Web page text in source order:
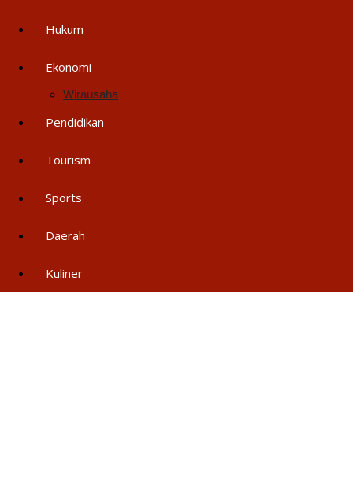
Hukum
Ekonomi
Wirausaha
Pendidikan
Tourism
Sports
Daerah
Kuliner